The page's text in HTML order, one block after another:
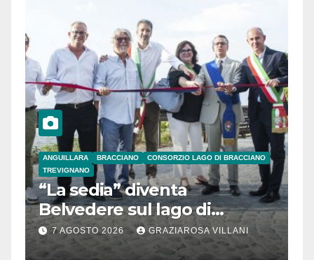
ANGUILLARA BRACCIANO
CONSORZIO LAGO DI BRACCIANO
TREVIGNANO
“La sedia” diventa
Belvedere sul lago di
Bracciano: ieri
l’inaugurazione
7 AGOSTO 2026 GRAZIAROSA VILLANI